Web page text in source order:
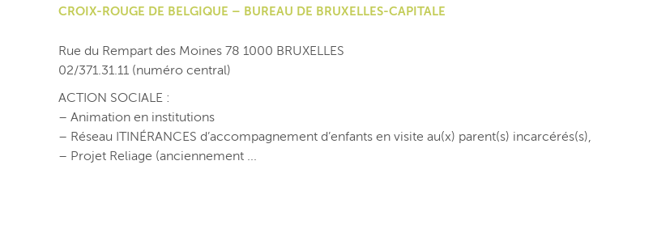
CROIX-ROUGE DE BELGIQUE – BUREAU DE BRUXELLES-CAPITALE
Rue du Rempart des Moines 78 1000 BRUXELLES
02/371.31.11 (numéro central)
ACTION SOCIALE :
– Animation en institutions
– Réseau ITINÉRANCES d’accompagnement d’enfants en visite au(x) parent(s) incarcérés(s),
– Projet Reliage (anciennement ...